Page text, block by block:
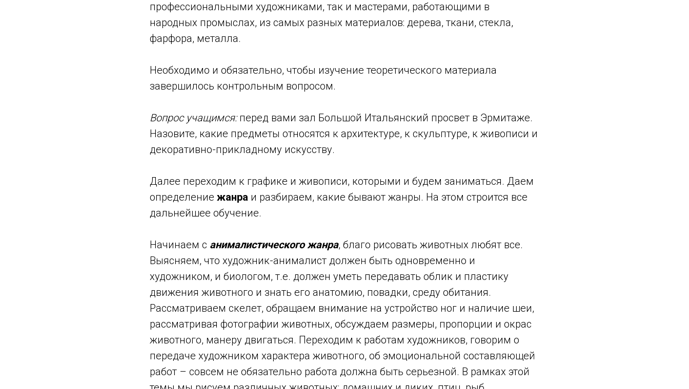
профессиональными художниками, так и мастерами, работающими в
народных промыслах, из самых разных материалов: дерева, ткани, стекла,
фарфора, металла.
Необходимо и обязательно, чтобы изучение теоретического материала
завершилось контрольным вопросом.
Вопрос учащимся:перед вами зал Большой Итальянский просвет в Эрмитаже.
Назовите, какие предметы относятся к архитектуре, к скульптуре, к живописи и
декоративно-прикладному искусству.
Далее переходим к графике и живописи, которыми и будем заниматься. Даем
определение жанра и разбираем, какие бывают жанры. На этом строится все
дальнейшее обучение.
Начинаем с анималистического жанра, благо рисовать животных любят все.
Выясняем, что художник-анималист должен быть одновременно и
художником, и биологом, т.е. должен уметь передавать облик и пластику
движения животного и знать его анатомию, повадки, среду обитания.
Рассматриваем скелет, обращаем внимание на устройство ног и наличие шеи,
рассматривая фотографии животных, обсуждаем размеры, пропорции и окрас
животного, манеру двигаться. Переходим к работам художников, говорим о
передаче художником характера животного, об эмоциональной составляющей
работ – совсем не обязательно работа должна быть серьезной. В рамках этой